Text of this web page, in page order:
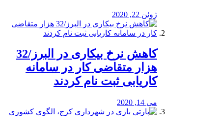
ژوئن 22, 2020
کاهش نرخ بیکاری در البرز/32
هزار متقاضی کار در سامانه
کاریابی ثبت نام کردند
می 14, 2020